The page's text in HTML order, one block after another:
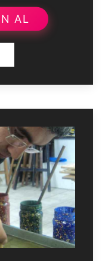
AL
Ebru Eğitimleri
EbruEbru